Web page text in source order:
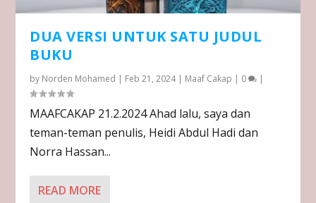
DUA VERSI UNTUK SATU JUDUL
BUKU
by Norden Mohamed | Feb 21, 2024| Maaf Cakap | 0 |
MAAFCAKAP 21.2.2024 Ahad lalu, saya dan
teman-teman penulis, Heidi Abdul Hadi dan
Norra Hassan...
READ MORE